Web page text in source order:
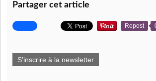
Partager cet article
Repost
S'inscrire à la newsletter